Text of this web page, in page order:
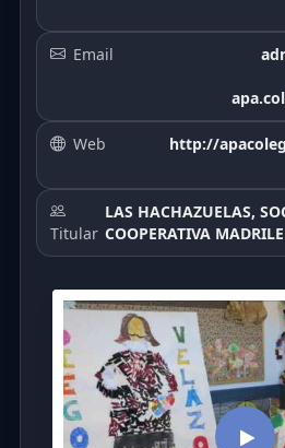
Email
Web
http://
Titular
LAS HACHAZUELAS,
COOPERATIVA